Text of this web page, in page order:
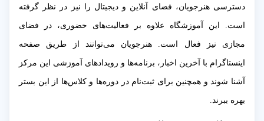
دسترسی هنرجویان، فضای آنلاین و دیجیتال را نیز در نظر گرفته
است. این آموزشگاه علاوه بر فعالیت‌های حضوری، در فضای
مجازی نیز فعال است. هنرجویان می‌توانند از طریق صفحه
اینستاگرام با آخرین اخبار، برنامه‌ها و رویدادهای آموزشی این مرکز
آشنا شوند و همچنین برای ثبت‌نام در دوره‌ها و کلاس‌ها از این بستر
بهره ببرند.